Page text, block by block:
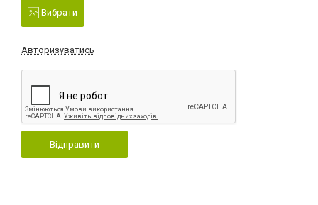
Вибрати
Авторизуватись
Відправити